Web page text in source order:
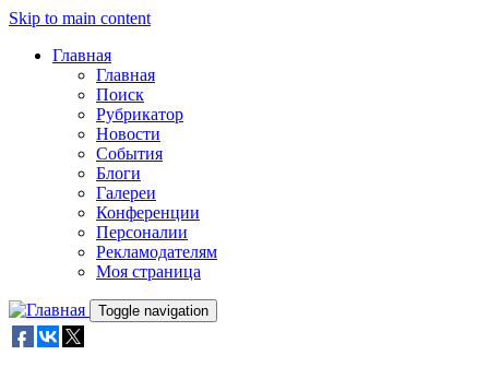
Skip to main content
Главная
Главная
Поиск
Рубрикатор
Новости
События
Блоги
Галереи
Конференции
Персоналии
Рекламодателям
Моя страница
Toggle navigation